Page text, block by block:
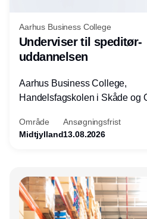
Aarhus Business College
Underviser til speditør-
uddannelsen
Aarhus Business College,
Handelsfagskolen i Skåde og
Område
Midtjylland
Ansøgningsfrist
13.08.2026
Annonce